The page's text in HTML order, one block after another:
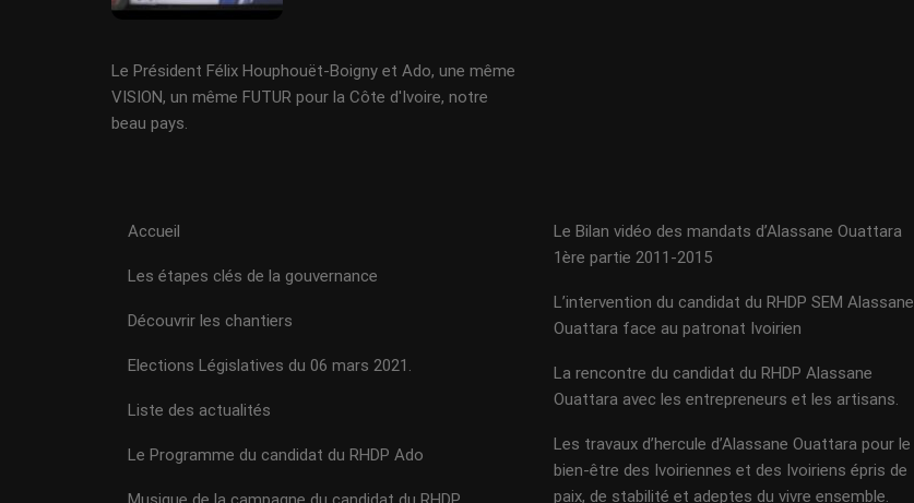
Le Président Félix Houphouët-Boigny et Ado, une même
VISION, un même FUTUR pour la Côte d'Ivoire, notre
beau pays.
Accueil
Les étapes clés de la gouvernance
Découvrir les chantiers
Elections Législatives du 06 mars 2021.
Liste des actualités
Le Programme du candidat du RHDP Ado
Le Bilan vidéo des mandats d’Alassane Ouattara
1ère partie 2011-2015
L’intervention du candidat du RHDP SEM Alassane
Ouattara face au patronat Ivoirien
La rencontre du candidat du RHDP Alassane
Ouattara avec les entrepreneurs et les artisans.
Les travaux d’hercule d’Alassane Ouattara pour le
bien-être des Ivoiriennes et des Ivoiriens épris de
paix, de stabilité et adeptes du vivre ensemble.